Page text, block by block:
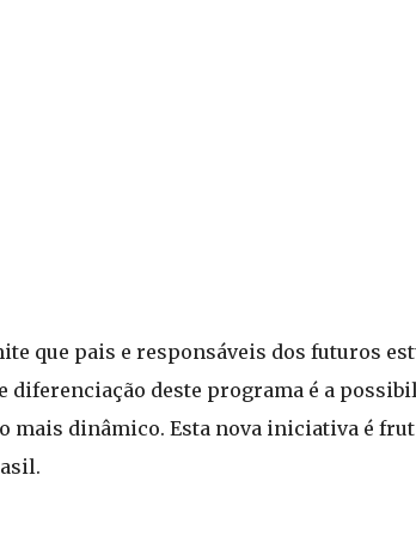
que pais e responsáveis dos futuros
deste programa é a
dinâmico. Esta nova iniciativa é